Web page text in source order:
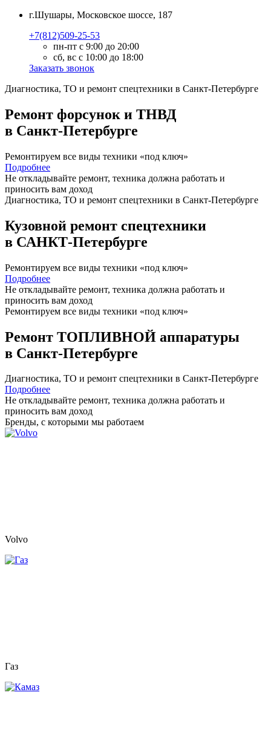
г.Шушары, Московское шоссе, 187
+7(812)509-25-53
пн-пт с 9:00 до 20:00
сб, вс с 10:00 до 18:00
Заказать звонок
Диагностика, ТО и ремонт спецтехники в Санкт-Петербурге
Ремонт форсунок и ТНВД
в Санкт-Петербурге
Ремонтируем все виды техники «под ключ»
Подробнее
Не откладывайте ремонт, техника должна работать и
приносить вам доход
Диагностика, ТО и ремонт спецтехники в Санкт-Петербурге
Кузовной ремонт спецтехники
в САНКТ-Петербурге
Ремонтируем все виды техники «под ключ»
Подробнее
Не откладывайте ремонт, техника должна работать и
приносить вам доход
Ремонтируем все виды техники «под ключ»
Ремонт ТОПЛИВНОЙ аппаратуры
в Санкт-Петербурге
Диагностика, ТО и ремонт спецтехники в Санкт-Петербурге
Подробнее
Не откладывайте ремонт, техника должна работать и
приносить вам доход
Бренды, с которыми мы работаем
Volvo
Газ